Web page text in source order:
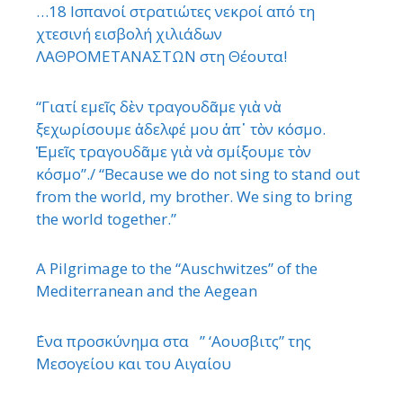
…18 Ισπανοί στρατιώτες νεκροί από τη
χτεσινή εισβολή χιλιάδων
ΛΑΘΡΟΜΕΤΑΝΑΣΤΩΝ στη Θέουτα!
“Γιατί εμεῖς δὲν τραγουδᾶμε γιὰ νὰ
ξεχωρίσουμε ἀδελφέ μου ἀπ᾿ τὸν κόσμο.
Ἐμεῖς τραγουδᾶμε γιὰ νὰ σμίξουμε τὸν
κόσμο”./ “Because we do not sing to stand out
from the world, my brother. We sing to bring
the world together.”
A Pilgrimage to the “Auschwitzes” of the
Mediterranean and the Aegean
΄Ενα προσκύνημα στα ” ‘Αουσβιτς” της
Μεσογείου και του Αιγαίου